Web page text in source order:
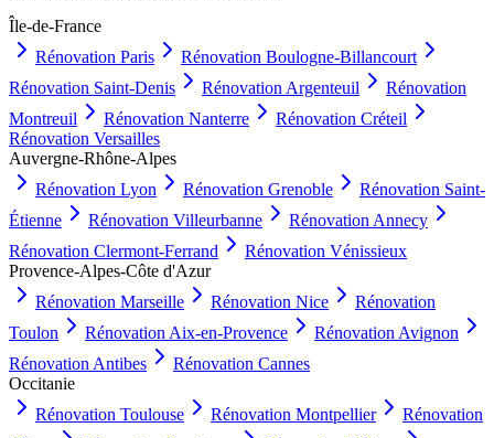
Île-de-France
Rénovation Paris Rénovation Boulogne-Billancourt
Rénovation Saint-Denis Rénovation Argenteuil
Rénovation
Montreuil
Rénovation Nanterre Rénovation Créteil
Rénovation Versailles
Auvergne-Rhône-Alpes
Rénovation Lyon Rénovation Grenoble Rénovation Saint-
Étienne
Rénovation Villeurbanne Rénovation Annecy
Rénovation Clermont-Ferrand Rénovation Vénissieux
Provence-Alpes-Côte d'Azur
Rénovation Marseille Rénovation Nice
Rénovation
Toulon
Rénovation Aix-en-Provence Rénovation Avignon
Rénovation Antibes Rénovation Cannes
Occitanie
Rénovation Toulouse Rénovation Montpellier
Rénovation